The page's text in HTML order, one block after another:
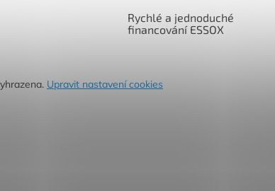
Rychlé a jednoduché
financování ESSOX
Upravit nastavení cookies